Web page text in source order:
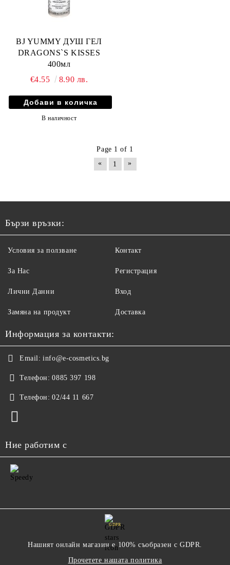
BJ YUMMY ДУШ ГЕЛ
DRAGONS`S KISSES
400мл
€4.55
8.90 лв.
В наличност
Page 1 of 1
«
1 »
Бързи връзки:
Условия за ползване
За Нас
Лични Данни
Замяна на продукт
Контакт
Регистрация
Вход
Доставка
Информация за контакти:
Email: info@e-cosmetics.bg
Телефон: 0885 397 198
Телефон: 02/44 11 667
Ние работим с
GDPR
Нашият онлайн магазин е 100% съобразен с GDPR.
Прочетете нашата политика